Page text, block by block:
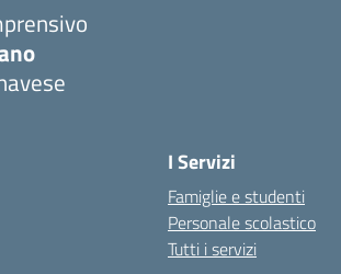
I Servizi
Famiglie e studenti
Personale scolastico
Tutti i servizi